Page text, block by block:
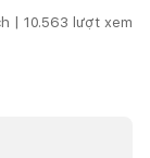
| 10.563 lượt xem